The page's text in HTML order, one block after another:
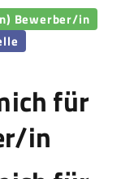
Bewerber/in
für
in